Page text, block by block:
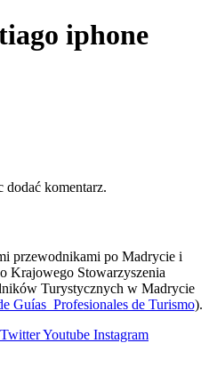
iphone
dodać komentarz.
przewodnikami po Madrycie i
Krajowego Stowarzyszenia
Turystycznych w Madrycie
Guías Profesionales de Turismo).
TwitterYoutube Instagram